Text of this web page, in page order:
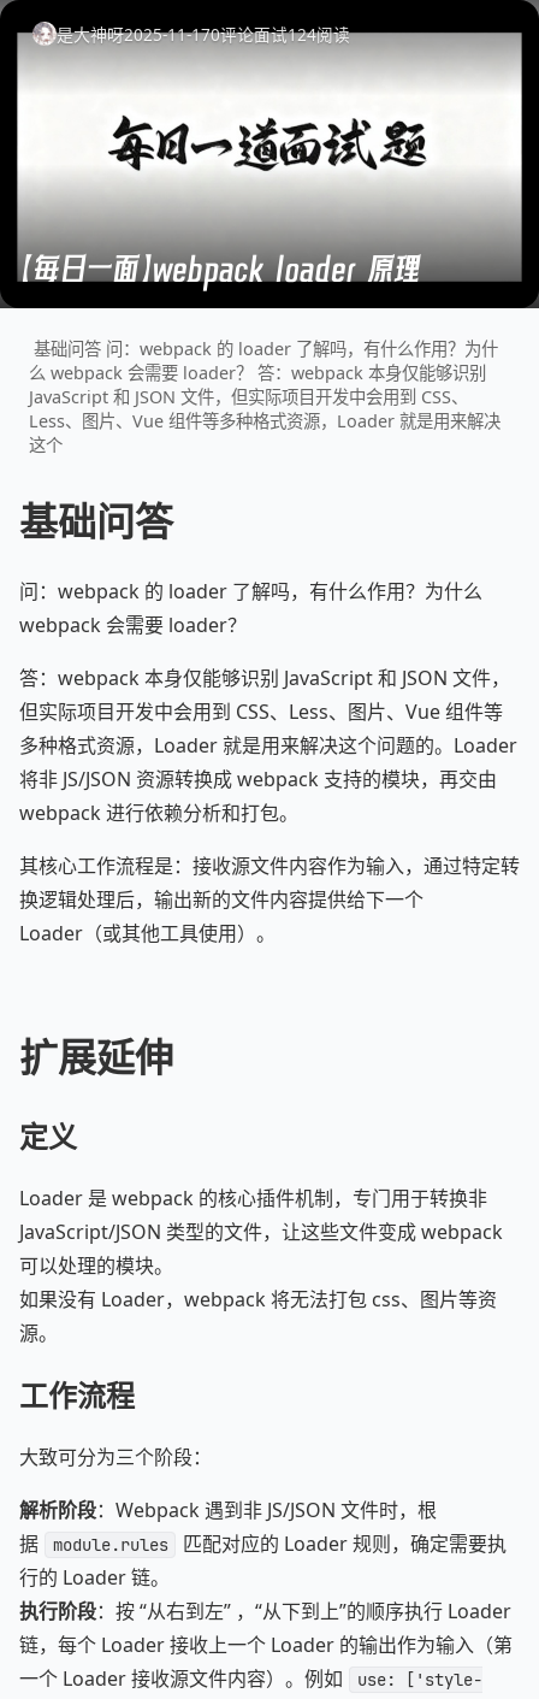
是大神呀2025-11-170评论面试124阅读
【每日一面】webpack loader 原理
基础问答 问：webpack 的 loader 了解吗，有什么作用？为什
么 webpack 会需要 loader？ 答：webpack 本身仅能够识别
JavaScript 和 JSON 文件，但实际项目开发中会用到 CSS、
Less、图片、Vue 组件等多种格式资源，Loader 就是用来解决
这个
基础问答
问：webpack 的 loader 了解吗，有什么作用？为什么
webpack 会需要 loader？
答：webpack 本身仅能够识别 JavaScript 和 JSON 文件，
但实际项目开发中会用到 CSS、Less、图片、Vue 组件等
多种格式资源，Loader 就是用来解决这个问题的。Loader
将非 JS/JSON 资源转换成 webpack 支持的模块，再交由
webpack 进行依赖分析和打包。
其核心工作流程是：接收源文件内容作为输入，通过特定转
换逻辑处理后，输出新的文件内容提供给下一个
Loader（或其他工具使用）。
扩展延伸
定义
Loader 是 webpack 的核心插件机制，专门用于转换非
JavaScript/JSON 类型的文件，让这些文件变成 webpack
可以处理的模块。
如果没有 Loader，webpack 将无法打包 css、图片等资
源。
工作流程
大致可分为三个阶段：
解析阶段：Webpack 遇到非 JS/JSON 文件时，根
据
module.rules
匹配对应的 Loader 规则，确定需要执
行的 Loader 链。
执行阶段：按 “从右到左” ，“从下到上”的顺序执行 Loader
链，每个 Loader 接收上一个 Loader 的输出作为输入（第
一个 Loader 接收源文件内容）。例如
use: ['style-